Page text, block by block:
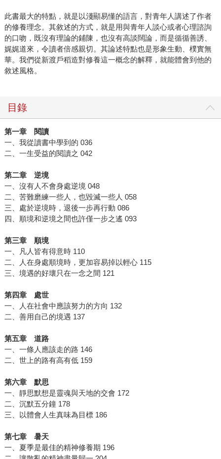
此書最大的特點，就是以淺顯易懂的語言，對青年人講述了作者
的修養理念。其敘述的方式，就是用與青年人談心或者心理諮詢
的口吻，既沒有理論的鋪陳，也沒有高談闊論，而是循循善誘、
娓娓道來，令讀者倍感親切。其論述特點也是形象生動、樸實無
華。我們從新渡戶稻造對修養這一概念的解釋，就能體會到他的
敘述風格。
目錄
第一章 閱讀
一、我從讀書中學到的 036
二、一生受益的閱讀之 042
第二章 逆境
一、沒有人不會身處逆境 048
二、苦難磨練一些人，也毀滅一些人 058
三、處於逆境時，退後一步再行動 086
四、順境和逆境之間也許僅一步之遙 093
第三章 順境
一、凡人皆有得意時 110
二、人在身處順境時，更加容易掉以輕心 115
三、境遇的好壞只在一念之間 121
第四章 處世
一、人在社會中應該努力的方向 132
二、善用自己的境遇 137
第五章 道路
一、一條人應該走的路 146
二、世上的路有高有低 159
第六章 默思
一、靜思默想是靈魂與天地的交會 172
二、沉默五分鐘 178
三、以體會人生真味為目標 186
第七章 暑天
一、夏季是最佳的精神修養期 196